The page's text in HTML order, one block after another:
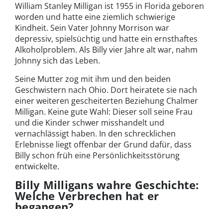
William Stanley Milligan ist 1955 in Florida geboren
worden und hatte eine ziemlich schwierige
Kindheit. Sein Vater Johnny Morrison war
depressiv, spielsüchtig und hatte ein ernsthaftes
Alkoholproblem. Als Billy vier Jahre alt war, nahm
Johnny sich das Leben.
Seine Mutter zog mit ihm und den beiden
Geschwistern nach Ohio. Dort heiratete sie nach
einer weiteren gescheiterten Beziehung Chalmer
Milligan. Keine gute Wahl: Dieser soll seine Frau
und die Kinder schwer misshandelt und
vernachlässigt haben. In den schrecklichen
Erlebnisse liegt offenbar der Grund dafür, dass
Billy schon früh eine Persönlichkeitsstörung
entwickelte.
Billy Milligans wahre Geschichte:
Welche Verbrechen hat er